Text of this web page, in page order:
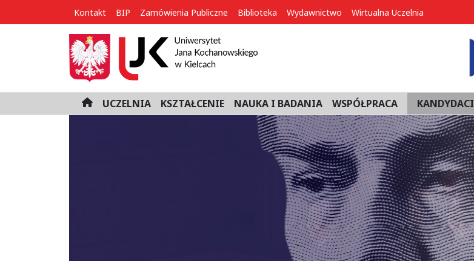
Kontakt BIP Zamówienia Publiczne Biblioteka Wydawnictwo Wirtualna Uczelnia
H
o
UCZELNIA KSZTAŁCENIE NAUKA I BADANIA WSPÓŁPRACA KANDYDACI